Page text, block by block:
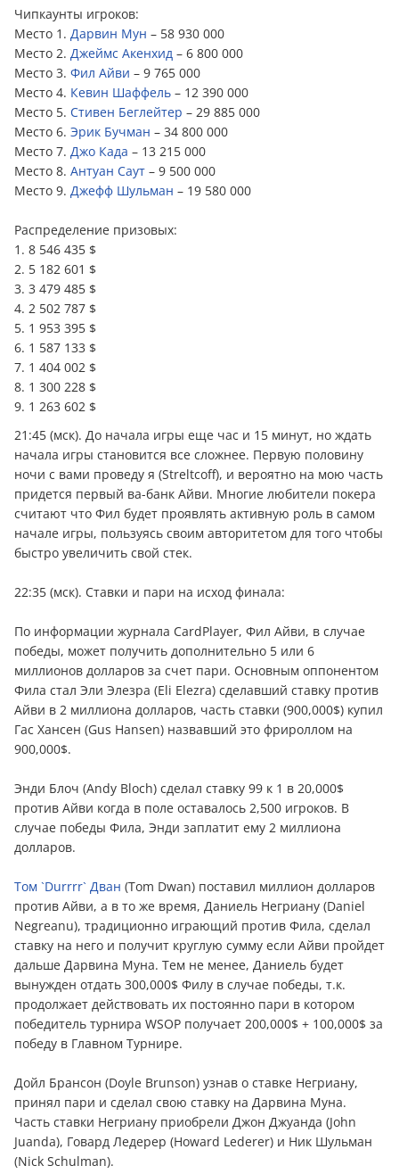
Чипкаунты игроков:
Место 1. Дарвин Мун – 58 930 000
Место 2. Джеймс Акенхид – 6 800 000
Место 3. Фил Айви – 9 765 000
Место 4. Кевин Шаффель – 12 390 000
Место 5. Стивен Беглейтер – 29 885 000
Место 6. Эрик Бучман – 34 800 000
Место 7. Джо Када – 13 215 000
Место 8. Антуан Саут – 9 500 000
Место 9. Джефф Шульман – 19 580 000
Распределение призовых:
1. 8 546 435 $
2. 5 182 601 $
3. 3 479 485 $
4. 2 502 787 $
5. 1 953 395 $
6. 1 587 133 $
7. 1 404 002 $
8. 1 300 228 $
9. 1 263 602 $
21:45 (мск). До начала игры еще час и 15 минут, но ждать
начала игры становится все сложнее. Первую половину
ночи с вами проведу я (Streltcoff), и вероятно на мою часть
придется первый ва-банк Айви. Многие любители покера
считают что Фил будет проявлять активную роль в самом
начале игры, пользуясь своим авторитетом для того чтобы
быстро увеличить свой стек.
22:35 (мск). Ставки и пари на исход финала:
По информации журнала CardPlayer, Фил Айви, в случае
победы, может получить дополнительно 5 или 6
миллионов долларов за счет пари. Основным оппонентом
Фила стал Эли Элезра (Eli Elezra) сделавший ставку против
Айви в 2 миллиона долларов, часть ставки (900,000$) купил
Гас Хансен (Gus Hansen) назвавший это фрироллом на
900,000$.
Энди Блоч (Andy Bloch) сделал ставку 99 к 1 в 20,000$
против Айви когда в поле оставалось 2,500 игроков. В
случае победы Фила, Энди заплатит ему 2 миллиона
долларов.
Том `Durrrr` Дван (Tom Dwan) поставил миллион долларов
против Айви, а в то же время, Даниель Негриану (Daniel
Negreanu), традиционно играющий против Фила, сделал
ставку на него и получит круглую сумму если Айви пройдет
дальше Дарвина Муна. Тем не менее, Даниель будет
вынужден отдать 300,000$ Филу в случае победы, т.к.
продолжает действовать их постоянно пари в котором
победитель турнира WSOP получает 200,000$ + 100,000$ за
победу в Главном Турнире.
Дойл Брансон (Doyle Brunson) узнав о ставке Негриану,
принял пари и сделал свою ставку на Дарвина Муна.
Часть ставки Негриану приобрели Джон Джуанда (John
Juanda), Говард Ледерер (Howard Lederer) и Ник Шульман
(Nick Schulman).